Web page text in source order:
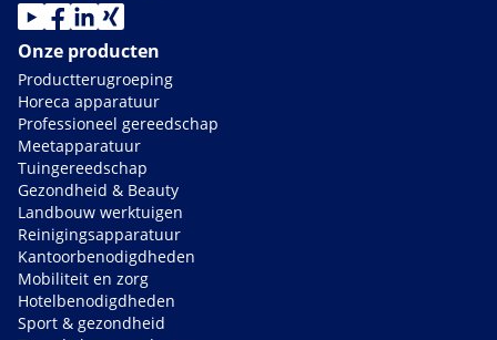
Onze producten
Productterugroeping
Horeca apparatuur
Professioneel gereedschap
Meetapparatuur
Tuingereedschap
Gezondheid & Beauty
Landbouw werktuigen
Reinigingsapparatuur
Kantoorbenodigdheden
Mobiliteit en zorg
Hotelbenodigdheden
Sport & gezondheid